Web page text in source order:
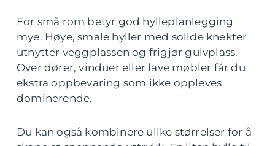
For små rom betyr god hylleplanlegging
mye. Høye, smale hyller med solide knekter
utnytter veggplassen og frigjør gulvplass.
Over dører, vinduer eller lave møbler får du
ekstra oppbevaring som ikke oppleves
dominerende.
Du kan også kombinere ulike størrelser for å